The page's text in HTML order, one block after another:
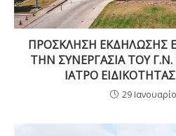
ΠΡΟΣΚΛΗΣΗ ΕΚΔΗΛΩΣΗΣ
ΤΗΝ ΣΥΝΕΡΓΑΣΙΑ ΤΟΥ
ΙΑΤΡΟ
29